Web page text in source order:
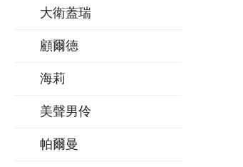
大衛蓋瑞
顧爾德
海莉
美聲男伶
帕爾曼